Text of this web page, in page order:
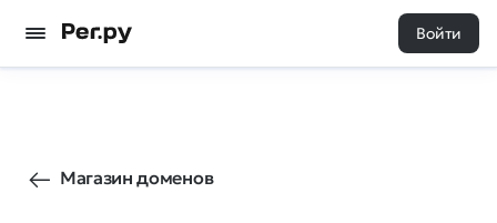
Войти
Магазин доменов
133 0